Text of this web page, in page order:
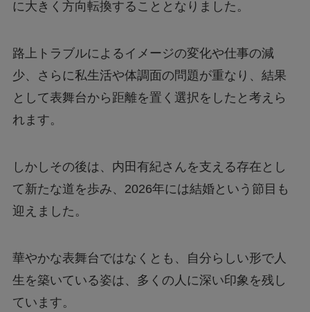
に大きく方向転換することとなりました。
路上トラブルによるイメージの変化や仕事の減
少、さらに私生活や体調面の問題が重なり、結果
として表舞台から距離を置く選択をしたと考えら
れます。
しかしその後は、内田有紀さんを支える存在とし
て新たな道を歩み、2026年には結婚という節目も
迎えました。
華やかな表舞台ではなくとも、自分らしい形で人
生を築いている姿は、多くの人に深い印象を残し
ています。